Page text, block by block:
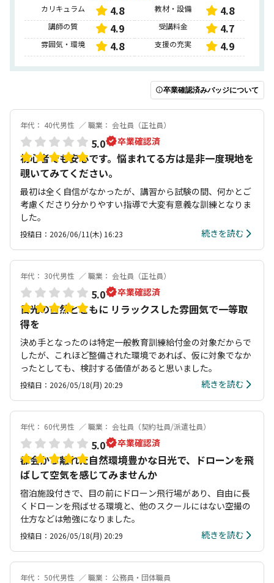
8
カリキュラム 4.8 教材・設備 4.8
講師の質 4.9 受講料金 4.7
雰囲気・環境 4.8 支援の充実 4.9
卒業確認済みバッジについて
年代： 40代男性 職業： 会社員（正社員）
5.0 卒業確認済
初心者でも安心です。悩まれてる方は是非一度現地を
覗いてみてください。
最初は全く自信がなかったが、講習から試験の間、何かとご
考慮くださり分かりやすい指導で大変有意義な訓練となりま
した。
投稿日：2026/06/11(木) 16:23 続きを読む
年代： 30代男性 職業： 会社員（正社員）
5.0 卒業確認済
日光の自然とともに リラックスした雰囲気で一等取
得を
決め手となったのは特定一般教育訓練給付金の対象だからで
したが、これほど整備された環境であれば、仮に対象でなか
ったとしても、検討する価値があると思いました。
投稿日：2026/05/18(月) 20:29 続きを読む
年代： 60代男性 職業： 会社員（契約社員/派遣社員）
5.0 卒業確認済
都会から離れた自然環境豊かな日光で、ドローンを飛
ばして空気を感じてみませんか
宿泊施設付きで、目の前にドローン飛行場があり、自由に長
くドローンを飛ばせる環境と、他のスクールにはない空撮の
仕方などは勉強になりました。
投稿日：2026/05/18(月) 20:29 続きを読む
年代： 50代男性 職業： 公務員・団体職員